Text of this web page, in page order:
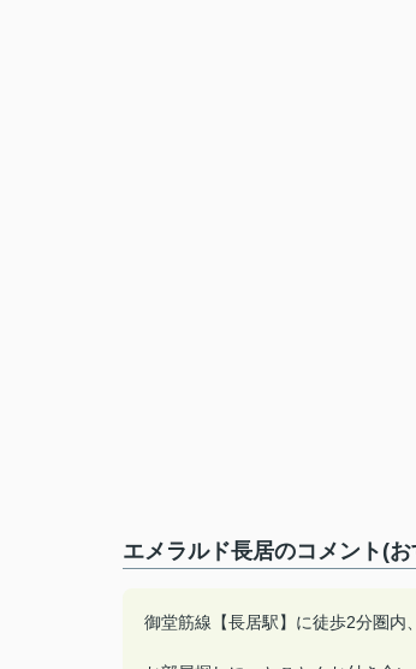
エメラルド長居のコメント(
御堂筋線【長居駅】に徒歩2分圏内